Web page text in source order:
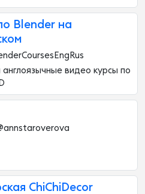
Blender на
англоязычные видео курсы по
ChiChiDecor